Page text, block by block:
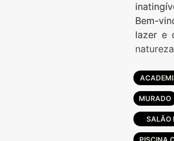
Bem-
lazer e
MURADO
SALÃO